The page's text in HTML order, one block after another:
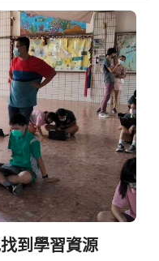
到學習資源